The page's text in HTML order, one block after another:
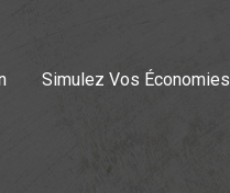
Simulez Vos Économies